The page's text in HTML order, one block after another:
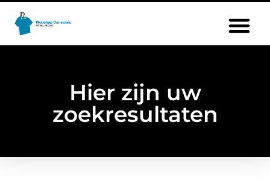
Hier zijn uw
zoekresultaten